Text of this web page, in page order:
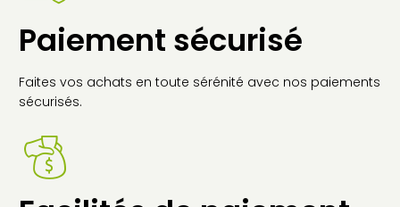
Paiement sécurisé
Faites vos achats en toute sérénité avec nos paiements
sécurisés.